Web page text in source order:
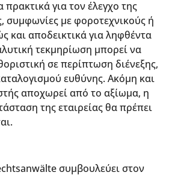
πρακτικά για τον έλεγχο της
συμφωνίες με φοροτεχνικούς ή
και αποδεικτικά για ληφθέντα
τεκμηρίωση μπορεί να
σε περίπτωση διένεξης,
ευθύνης. Ακόμη και
αποχωρεί από το αξίωμα, η
της εταιρείας θα πρέπει
συμβουλεύει στον